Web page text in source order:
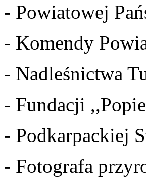
- Powiatowej
- Komendy
- Nadleśnictwa
- Fundacji
- Podkarpackiej
- Fotografa